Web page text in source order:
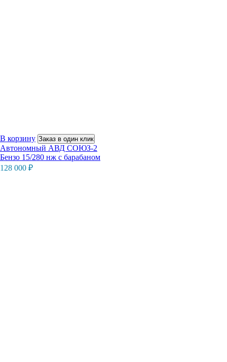
В корзину Заказ в один клик
Автономный АВД СОЮЗ-2
Бензо 15/280 нж с барабаном
128 000 ₽